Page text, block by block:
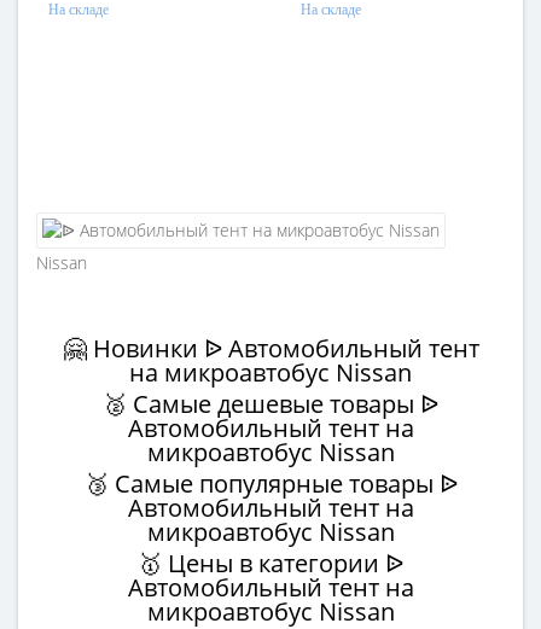
На складе На складе
Nissan
🤗 Новинки ᐉ Автомобильный тент
на микроавтобус Nissan
🥈 Самые дешевые товары ᐉ
Автомобильный тент на
микроавтобус Nissan
🥉 Самые популярные товары ᐉ
Автомобильный тент на
микроавтобус Nissan
🥇 Цены в категории ᐉ
Автомобильный тент на
микроавтобус Nissan